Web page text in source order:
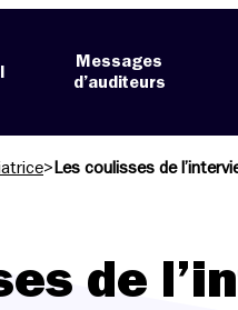
Messages
d’auditeurs
> Les coulisses de
de